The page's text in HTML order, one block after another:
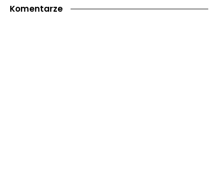
Komentarze